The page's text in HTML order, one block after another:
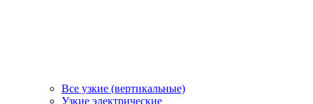
Все узкие (вертикальные)
Узкие электрические